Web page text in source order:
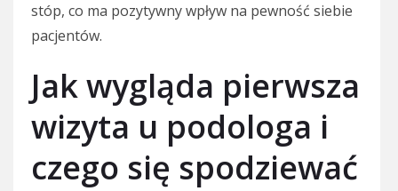
stóp, co ma pozytywny wpływ na pewność siebie
pacjentów.
Jak wygląda pierwsza
wizyta u podologa i
czego się spodziewać